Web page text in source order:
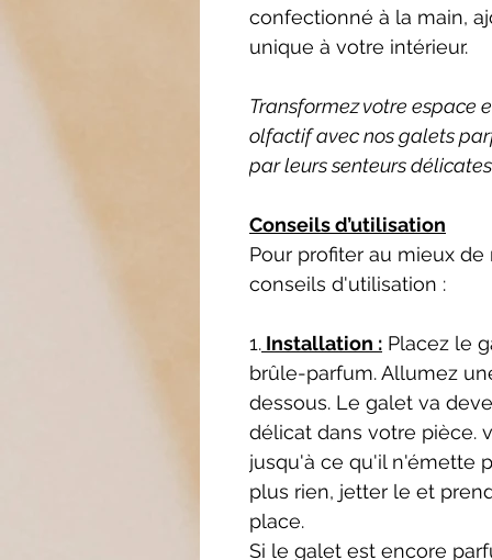
confectionné à la main,
unique à votre intérieur.
Transformez votre espace
olfactif avec nos galets
par leurs senteurs
Conseils d’utilisation
Pour profiter au mieux
conseils d'utilisation :
1. Installation : Placez le
brûle-parfum. Allumez
dessous. Le galet va
délicat dans votre pièce.
jusqu'à ce qu'il n'émette
plus rien, jetter le et
place.
Si le galet est encore